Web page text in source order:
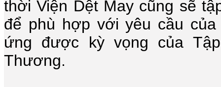
thời Viện Dệt May cũng sẽ
để phù hợp với yêu cầu
ứng được kỳ vọng của
Thương.